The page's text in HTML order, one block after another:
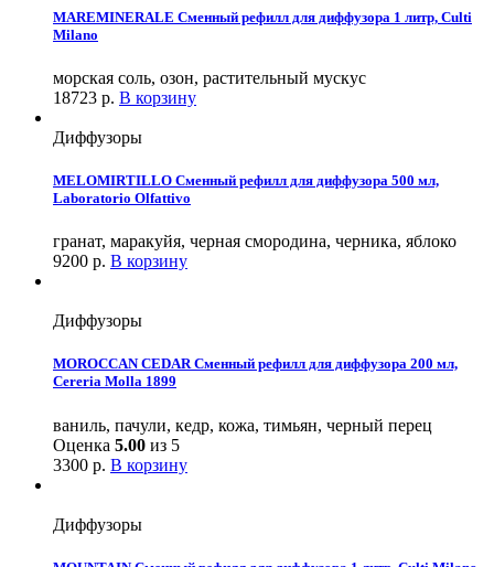
MAREMINERALE Сменный рефилл для диффузора 1 литр, Culti
Milano
морская соль, озон, растительный мускус
18723 р. В корзину
Диффузоры
MELOMIRTILLO Сменный рефилл для диффузора 500 мл,
Laboratorio Olfattivo
гранат, маракуйя, черная смородина, черника, яблоко
9200 р. В корзину
Диффузоры
MOROCCAN CEDAR Сменный рефилл для диффузора 200 мл,
Cereria Molla 1899
ваниль, пачули, кедр, кожа, тимьян, черный перец
Оценка 5.00 из 5
3300 р. В корзину
Диффузоры